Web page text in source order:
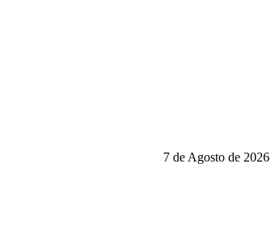
7 de Agosto de 2026